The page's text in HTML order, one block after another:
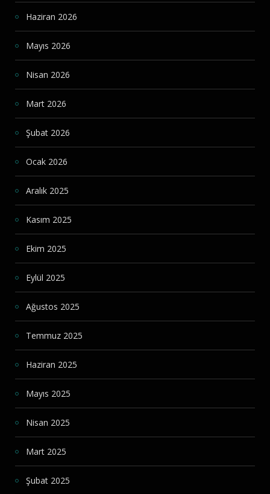
Haziran 2026
Mayıs 2026
Nisan 2026
Mart 2026
Şubat 2026
Ocak 2026
Aralık 2025
Kasım 2025
Ekim 2025
Eylül 2025
Ağustos 2025
Temmuz 2025
Haziran 2025
Mayıs 2025
Nisan 2025
Mart 2025
Şubat 2025